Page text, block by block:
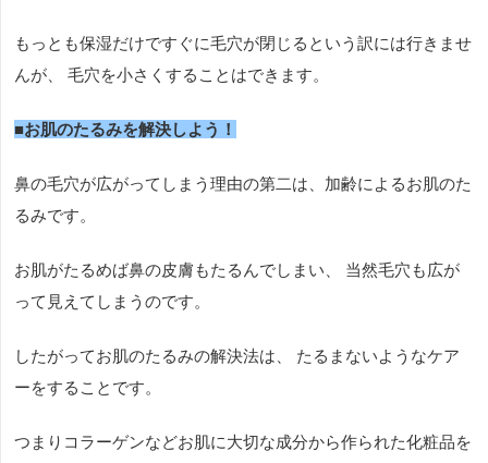
もっとも保湿だけですぐに毛穴が閉じるという訳には行きませ
んが、 毛穴を小さくすることはできます。
■お肌のたるみを解決しよう！
鼻の毛穴が広がってしまう理由の第二は、加齢によるお肌のた
るみです。
お肌がたるめば鼻の皮膚もたるんでしまい、 当然毛穴も広が
って見えてしまうのです。
したがってお肌のたるみの解決法は、 たるまないようなケア
ーをすることです。
つまりコラーゲンなどお肌に大切な成分から作られた化粧品を